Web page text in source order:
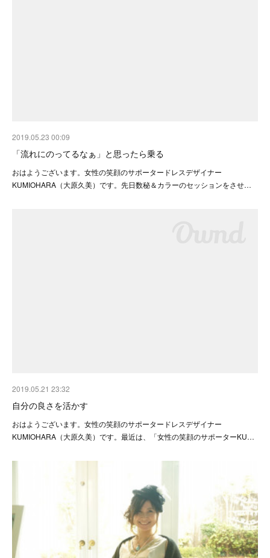
2019.05.23 00:09
「流れにのってるなぁ」と思ったら乗る
おはようございます。女性の笑顔のサポータードレスデザイナー
KUMIOHARA（大原久美）です。先日数秘＆カラーのセッションをさせ…
2019.05.21 23:32
自分の良さを活かす
おはようございます。女性の笑顔のサポータードレスデザイナー
KUMIOHARA（大原久美）です。最近は、「女性の笑顔のサポーターKU…